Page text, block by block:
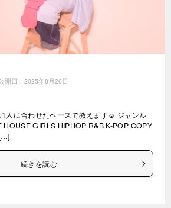
開日： 2025年8月26日
人に合わせたペースで教えます☺︎ ジャンル
HOUSE GIRLS HIPHOP R&B K-POP COPY
続きを読む